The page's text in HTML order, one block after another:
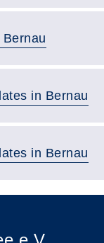
in Bernau
in Bernau